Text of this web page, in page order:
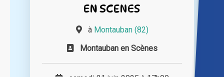
EN SCENES
à Montauban (82)
Montauban en Scènes